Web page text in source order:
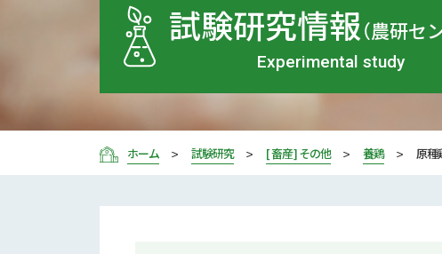
試験研究情報 （農研セ
Experimental study
ホーム 試験研究 [ 畜産 ] その他 養鶏 原種